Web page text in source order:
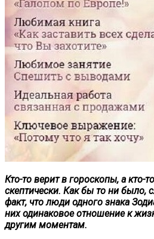
Кто-то верит в гороскопы, а кто-
скептически. Как бы то ни было,
факт, что люди одного знака
них одинаковое отношение к
другим моментам.